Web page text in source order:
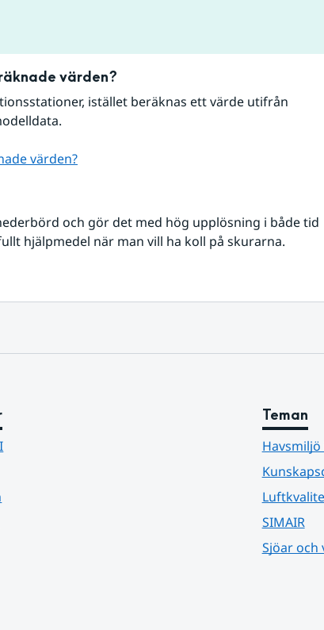
värden?
istället beräknas ett värde utifrån
värden?
och gör det med hög upplösning i både tid
hjälpmedel när man vill ha koll på skurarna.
Teman
SIMAIR
Sjöar och